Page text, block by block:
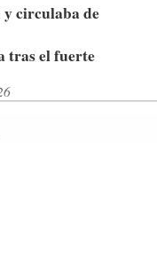
y circulaba de
tras el fuerte